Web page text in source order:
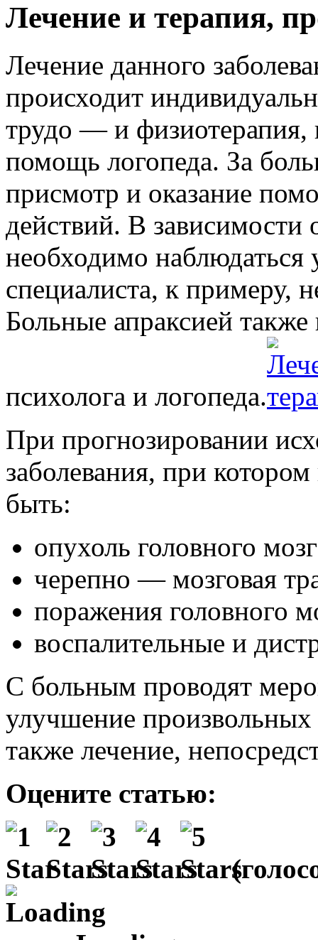
Лечение и терапия,
Лечение данного
происходит
трудо — и физиотерапия,
помощь логопеда. За
присмотр и оказание
действий. В зависимости
необходимо наблюдаться
специалиста, к примеру,
Больные апраксией
психолога и логопеда.
При прогнозировании
заболевания, при
быть:
опухоль головного
черепно — мозговая
поражения головного
воспалительные и
С больным проводят
улучшение
также лечение,
Оцените статью:
(